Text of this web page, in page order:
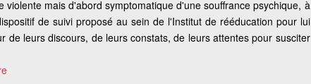
mais d'abord symptomatique d'une souffrance psychique, à
de suivi proposé au sein de l'Institut de rééducation pour lui
de leurs discours, de leurs constats, de leurs attentes pour susciter